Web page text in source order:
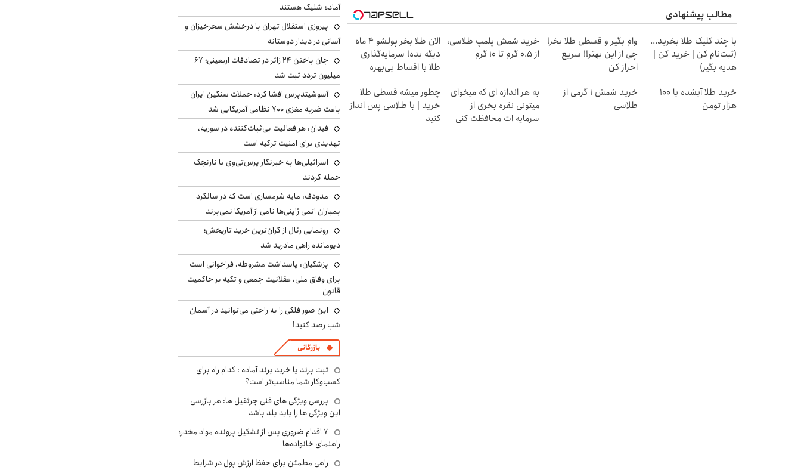
مطالب پیشنهادی
با چند کلیک طلا بخرید...
(ثبت‌نام کن | خرید کن |
هدیه بگیر)
وام بگیر و قسطی طلا بخر!
چی از این بهتر!! سریع
احراز کن
خرید شمش پلمپ طلاسی،
از ۰.۵ گرم تا ۱۰ گرم
الان طلا بخر پولشو 4 ماه
دیگه بده! سرمایه‌گذاری
طلا با اقساط بی‌بهره
خرید طلا آبشده با 100
هزار تومن
خرید شمش 1 گرمی از
طلاسی
به هر اندازه ای که میخوای
میتونی نقره بخری از
سرمایه ات محافظت کنی
چطور میشه قسطی طلا
خرید | با طلاسی پس انداز
کنید
آماده شلیک هستند
پیروزی استقلال تهران با درخشش سحرخیزان و
آسانی در دیدار دوستانه
جان باختن ۲۴ زائر در تصادفات اربعینی؛ ۶۷
میلیون تردد ثبت شد
آسوشیتدپرس افشا کرد: حملات سنگین ایران
باعث ضربه مغزی ۷۰۰ نظامی آمریکایی شد
فیدان: هر فعالیت بی‌ثبات‌کننده در سوریه،
تهدیدی برای امنیت ترکیه است
اسرائیلی‌ها به خبرنگار پرس‌تی‌وی با نارنجک
حمله کردند
مدودف: مایه شرمساری است که در سالگرد
بمباران اتمی ژاپنی‌ها نامی از آمریکا نمی‌برند
رونمایی رئال از گران‌ترین خرید تاریخش؛
دیومانده راهی مادرید شد
پزشکیان: پاسداشت مشروطه، فراخوانی است
برای وفاق ملی، عقلانیت جمعی و تکیه بر حاکمیت
قانون
این صور فلکی را به راحتی می‌توانید در آسمان
شب رصد کنید!
بازرگانی
ثبت برند یا خرید برند آماده : کدام راه برای
کسب‌وکار شما مناسب‌تر است؟
بررسی ویژگی های فنی جرثقیل ها: هر بازرسی
این ویژگی ها را باید بلد باشد
۷ اقدام ضروری پس از تشکیل پرونده مواد مخدر؛
راهنمای خانواده‌ها
راهی مطمئن برای حفظ ارزش پول در شرایط